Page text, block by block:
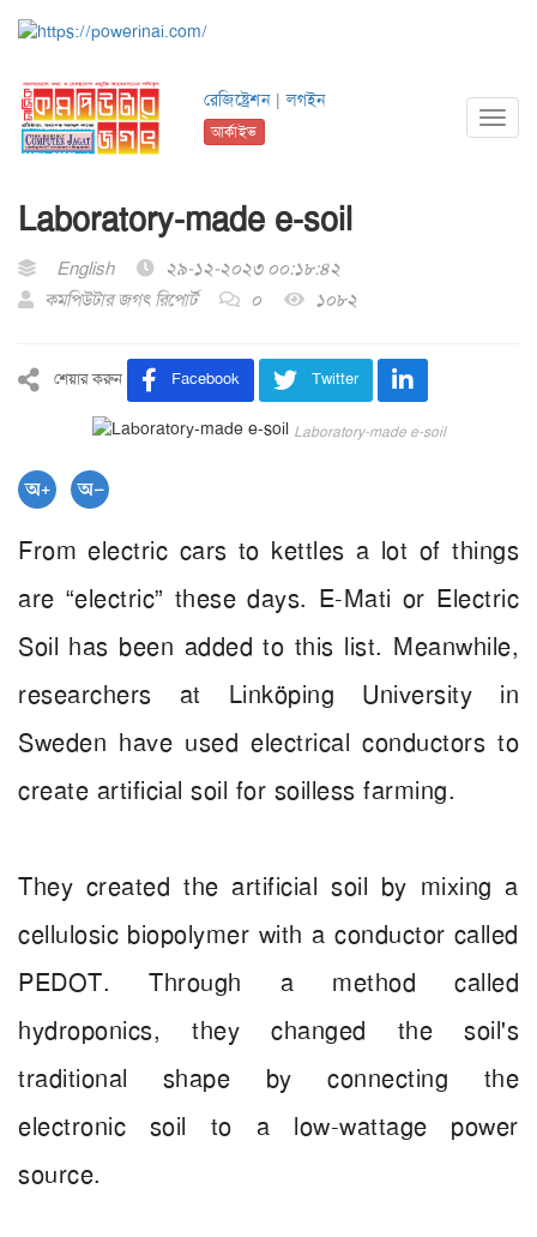
রেজিষ্ট্রেশন |লগইন
আর্কাইভ
Laboratory-made e-soil
English
২৯-১২-২০২৩ ০০:১৮:৪২
কমপিউটার জগৎ রিপোর্ট
০ ১০৮২
শেয়ার করুন Facebook Twitter
Laboratory-made e-soil
From electric cars to kettles a lot of things
are “electric” these days. E-Mati or Electric
Soil has been added to this list. Meanwhile,
researchers at Linköping University in
Sweden have used electrical conductors to
create artificial soil for soilless farming.
They created the artificial soil by mixing a
cellulosic biopolymer with a conductor called
PEDOT. Through a method called
hydroponics, they changed the soil's
traditional shape by connecting the
electronic soil to a low-wattage power
source.